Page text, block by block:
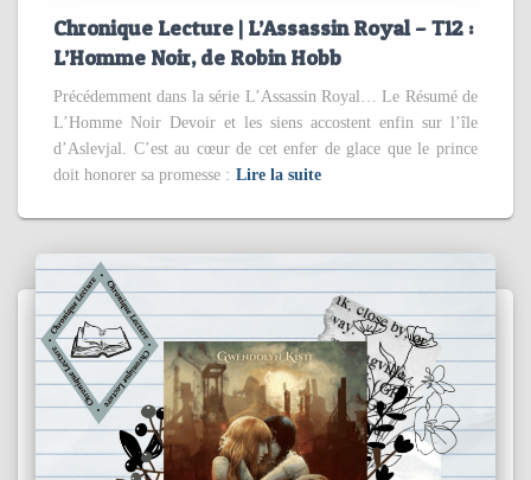
Chronique Lecture | L’Assassin Royal – T12 :
L’Homme Noir, de Robin Hobb
Précédemment dans la série L’Assassin Royal… Le Résumé de
L’Homme Noir Devoir et les siens accostent enfin sur l’île
d’Aslevjal. C’est au cœur de cet enfer de glace que le prince
doit honorer sa promesse : Lire la suite